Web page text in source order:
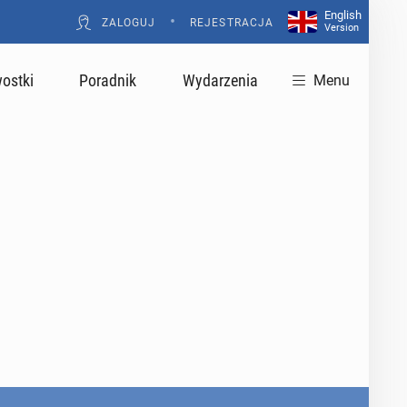
ZALOGUJ • REJESTRACJA
English
Version
Poradnik Wydarzenia Menu